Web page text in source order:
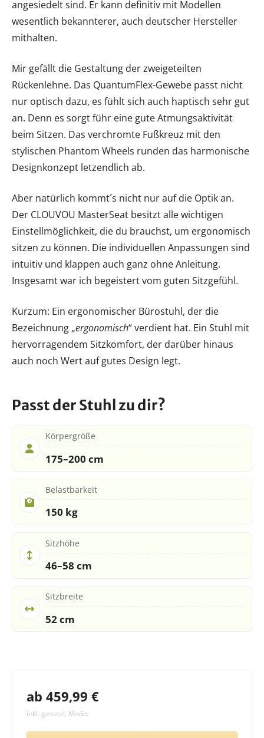
angesiedelt sind. Er kann definitiv mit Modellen
wesentlich bekannterer, auch deutscher Hersteller
mithalten.
Mir gefällt die Gestaltung der zweigeteilten
Rückenlehne. Das QuantumFlex-Gewebe passt nicht
nur optisch dazu, es fühlt sich auch haptisch sehr gut
an. Denn es sorgt führ eine gute Atmungsaktivität
beim Sitzen. Das verchromte Fußkreuz mit den
stylischen Phantom Wheels runden das harmonische
Designkonzept letzendlich ab.
Aber natürlich kommt´s nicht nur auf die Optik an.
Der CLOUVOU MasterSeat besitzt alle wichtigen
Einstellmöglichkeit, die du brauchst, um ergonomisch
sitzen zu können. Die individuellen Anpassungen sind
intuitiv und klappen auch ganz ohne Anleitung.
Insgesamt war ich begeistert vom guten Sitzgefühl.
Kurzum: Ein ergonomischer Bürostuhl, der die
Bezeichnung „ergonomisch“ verdient hat. Ein Stuhl mit
hervorragendem Sitzkomfort, der darüber hinaus
auch noch Wert auf gutes Design legt.
Passt der Stuhl zu dir?
Körpergröße
175–200 cm
Belastbarkeit
150 kg
Sitzhöhe
46–58 cm
Sitzbreite
52 cm
ab 459,99 €
inkl. gesetzl. MwSt.